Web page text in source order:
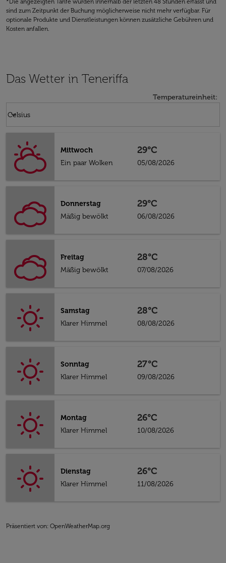
*Die angezeigten Tarife wurden innerhalb der letzten 48 Stunden erfasst und
sind zum Zeitpunkt der Buchung möglicherweise nicht mehr verfügbar. Für
optionale Produkte und Dienstleistungen können zusätzliche Gebühren und
Kosten anfallen.
Das Wetter in Teneriffa
Temperatureinheit:
Celsius
keyboard_arrow_down
Mittwoch
Ein paar Wolken
29°C
05/08/2026
Donnerstag
Mäßig bewölkt
29°C
06/08/2026
Freitag
Mäßig bewölkt
28°C
07/08/2026
Samstag
Klarer Himmel
28°C
08/08/2026
Sonntag
Klarer Himmel
27°C
09/08/2026
Montag
Klarer Himmel
26°C
10/08/2026
Dienstag
Klarer Himmel
26°C
11/08/2026
Präsentiert von: OpenWeatherMap.org